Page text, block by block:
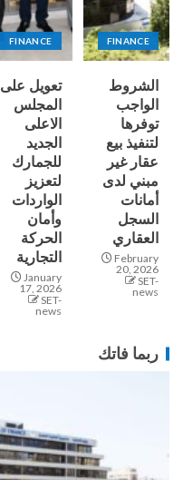
FINANCE
الشروط
الواجب
توفرها
لتنفيذ بيع
عقار غير
مبني لدى
أمانات
السجل
العقاري
February
20, 2026
SET-
news
FINANCE
تعويل على
المجلس
الاعلى
الجديد
للجمارك
لتعزيز
الواردات
وأمان
الحركة
التجارية
January
17, 2026
SET-
news
ربما فاتك